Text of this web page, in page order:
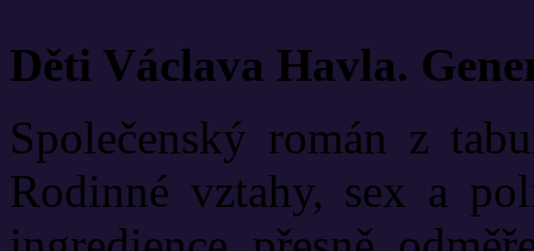
Děti Václava Havla.
Společenský román z
Rodinné vztahy, sex a